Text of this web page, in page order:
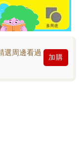
選周邊看過
加購